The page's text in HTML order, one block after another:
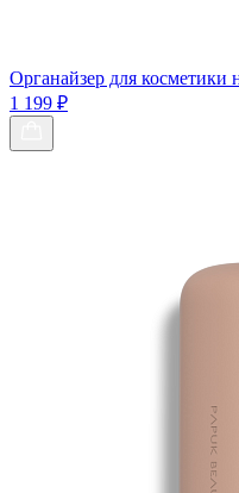
Органайзер для
1 199 ₽